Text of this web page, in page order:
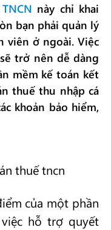
này chỉ khai
bạn phải quản lý
viên ở ngoài. Việc
trở nên dễ dàng
mềm kế toán kết
thuế thu nhập cá
khoản bảo hiểm,
của một phần
hỗ trợ quyết